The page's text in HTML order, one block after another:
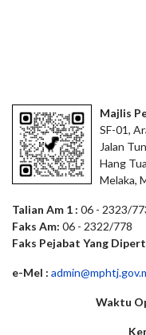
Majlis
SF-01,
Jalan
Hang
Melaka,
Talian Am 1 : 06 - 2323/
Faks Am: 06 - 2322/778
Faks Pejabat Yang
e-Mel :
Waktu